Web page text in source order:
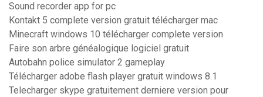
Sound recorder app for pc
Kontakt 5 complete version gratuit télécharger mac
Minecraft windows 10 télécharger complete version
Faire son arbre généalogique logiciel gratuit
Autobahn police simulator 2 gameplay
Télécharger adobe flash player gratuit windows 8.1
Telecharger skype gratuitement derniere version pour